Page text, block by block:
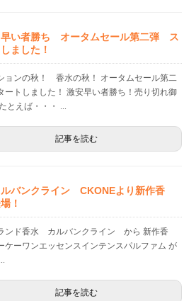
早い者勝ち オータムセール第二弾 ス
ました！
ョンの秋！ 香水の秋！ オータムセール第二
トしました！ 激安早い者勝ち！売り切れ御
とえば・・・ ...
記事を読む
ルバンクライン CKONEより新作香
！
ンド香水 カルバンクライン から 新作香
ーワンエッセンスインテンスパルファム が
記事を読む